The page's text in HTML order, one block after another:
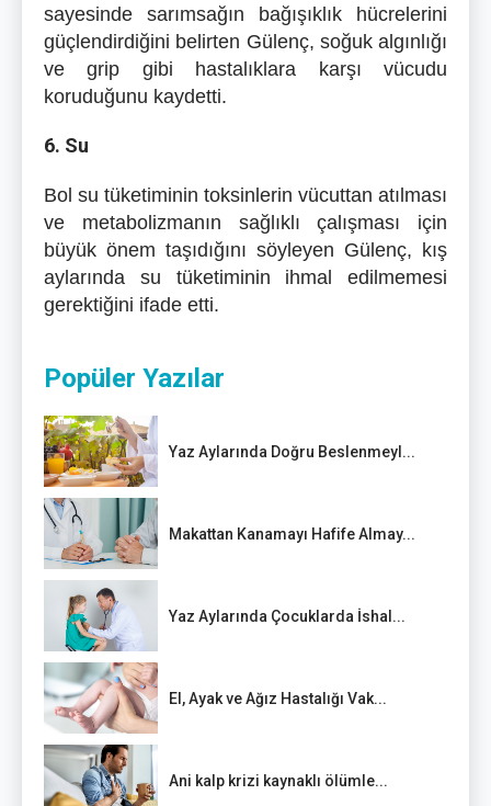
sayesinde sarımsağın bağışıklık hücrelerini
güçlendirdiğini belirten Gülenç, soğuk algınlığı
ve grip gibi hastalıklara karşı vücudu
koruduğunu kaydetti.
6. Su
Bol su tüketiminin toksinlerin vücuttan atılması
ve metabolizmanın sağlıklı çalışması için
büyük önem taşıdığını söyleyen Gülenç, kış
aylarında su tüketiminin ihmal edilmemesi
gerektiğini ifade etti.
Popüler Yazılar
Yaz Aylarında Doğru Beslenmeyl...
Makattan Kanamayı Hafife Almay...
Yaz Aylarında Çocuklarda İshal...
El, Ayak ve Ağız Hastalığı Vak...
Ani kalp krizi kaynaklı ölümle...